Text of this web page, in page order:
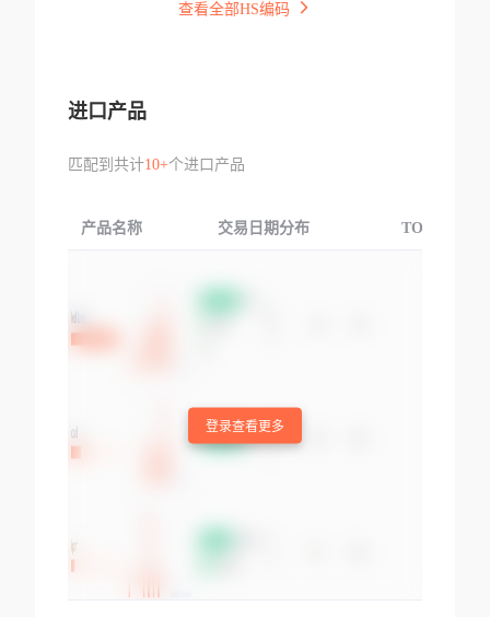
查看全部HS编码
进口产品
匹配到共计10+个进口产品
产品名称 交易日期分布 TOP3交易国
登录查看更多